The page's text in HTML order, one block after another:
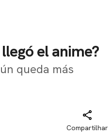
el anime?
queda más
Compartilhar